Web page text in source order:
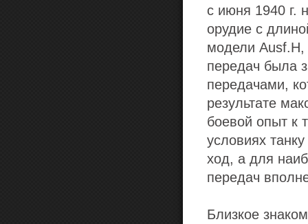
с июня 1940 г.
орудие с
модели Ausf.H,
передач была
передачами,
результате
боевой опыт к
условиях
ход, а для
передач
Близкое